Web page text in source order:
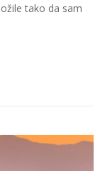
tako da sam